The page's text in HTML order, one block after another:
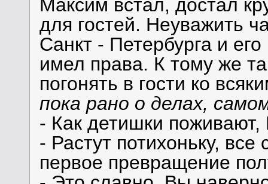
Максим встал, достал
для гостей. Неуважить
Санкт - Петербурга и
имел права. К тому же
погонять в гости ко
пока рано о делах,
- Как детишки поживают,
- Растут потихоньку,
первое превращение